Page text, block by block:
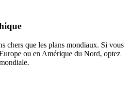
chers que les plans mondiaux. Si vous
ou en Amérique du Nord, optez